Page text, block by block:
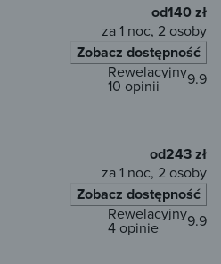
od140 zł
za 1 noc, 2 osoby
Zobacz dostępność
9.9
Rewelacyjny
10 opinii
od243 zł
za 1 noc, 2 osoby
Zobacz dostępność
9.9
Rewelacyjny
4 opinie